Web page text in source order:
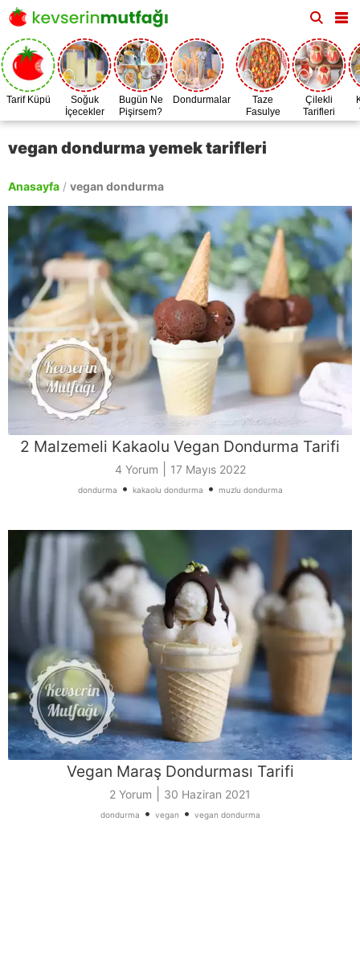
Tarif Küpü
Soğuk
İçecekler
Bugün Ne
Pişirsem?
Dondurmalar
Taze
Fasulye
Zamanı
Çilekli
Tarifleri
vegan dondurma yemek tarifleri
Anasayfa / vegan dondurma
2 Malzemeli Kakaolu Vegan Dondurma Tarifi
4 Yorum 17 Mayıs 2022
dondurma • kakaolu dondurma • muzlu dondurma
Vegan Maraş Dondurması Tarifi
2 Yorum 30 Haziran 2021
dondurma • vegan • vegan dondurma